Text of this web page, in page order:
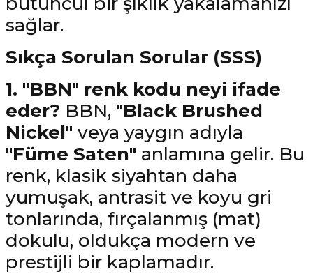
sağlar.
Sıkça Sorulan Sorular (SSS)
1. "BBN" renk kodu neyi ifade
eder? BBN, "Black Brushed
Nickel" veya yaygın adıyla
"Füme Saten" anlamına gelir. Bu
renk, klasik siyahtan daha
yumuşak, antrasit ve koyu gri
tonlarında, fırçalanmış (mat)
dokulu, oldukça modern ve
prestijli bir kaplamadır.